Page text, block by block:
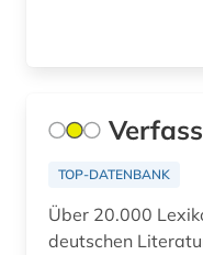
TOP-DATENBANK
Über 20.000
deutschen